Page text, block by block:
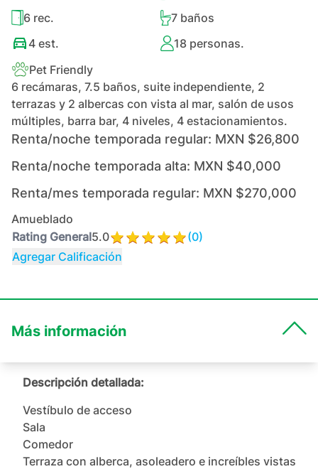
6 rec. 7baños
4 est. 18personas.
Pet Friendly
6 recámaras, 7.5 baños, suite independiente, 2
terrazas y 2 albercas con vista al mar, salón de usos
múltiples, barra bar, 4 niveles, 4 estacionamientos.
Renta/noche temporada regular: MXN $26,800
Renta/noche temporada alta: MXN $40,000
Renta/mes temporada regular: MXN $270,000
Amueblado
Rating General5.0 (0)
Agregar Calificación
Más información
Descripción detallada:
Vestíbulo de acceso
Sala
Comedor
Terraza con alberca, asoleadero e increíbles vistas